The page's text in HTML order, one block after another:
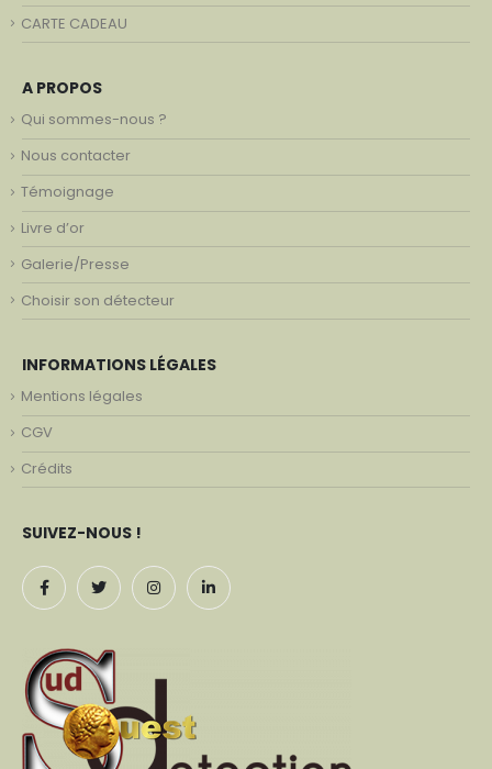
CARTE CADEAU
A PROPOS
Qui sommes-nous ?
Nous contacter
Témoignage
Livre d’or
Galerie/Presse
Choisir son détecteur
INFORMATIONS LÉGALES
Mentions légales
CGV
Crédits
SUIVEZ-NOUS !